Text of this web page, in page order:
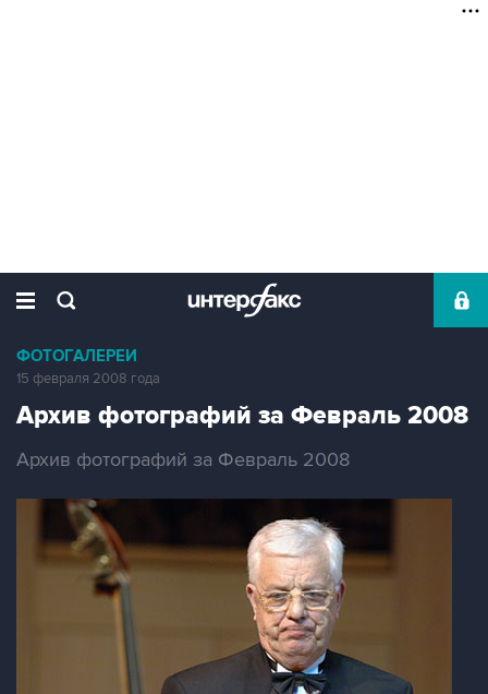
ФОТОГАЛЕРЕИ
15 февраля 2008 года
Архив фотографий за Февраль 2008
Архив фотографий за Февраль 2008